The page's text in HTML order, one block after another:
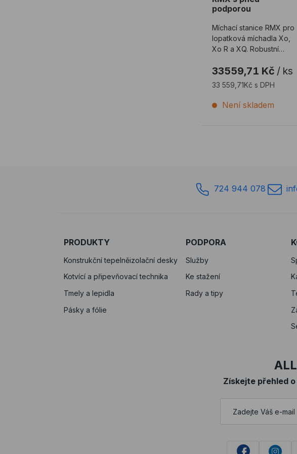
podporou
Míchací stanice RMX pro
lopatková míchadla Xo,
Xo R a XQ. Robustní
udrží vaše ...
33559,71 Kč / ks
33 559,71Kč s DPH
Není skladem
724 944 078
PRODUKTY
Konstrukční tepelněizolační desky
Kotvící a připevňovací technika
Tmely a lepidla
Pásky a fólie
PODPORA
Služby
Ke stažení
Rady a tipy
Získejte přehled